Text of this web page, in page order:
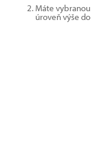
Máte
úroveň výše